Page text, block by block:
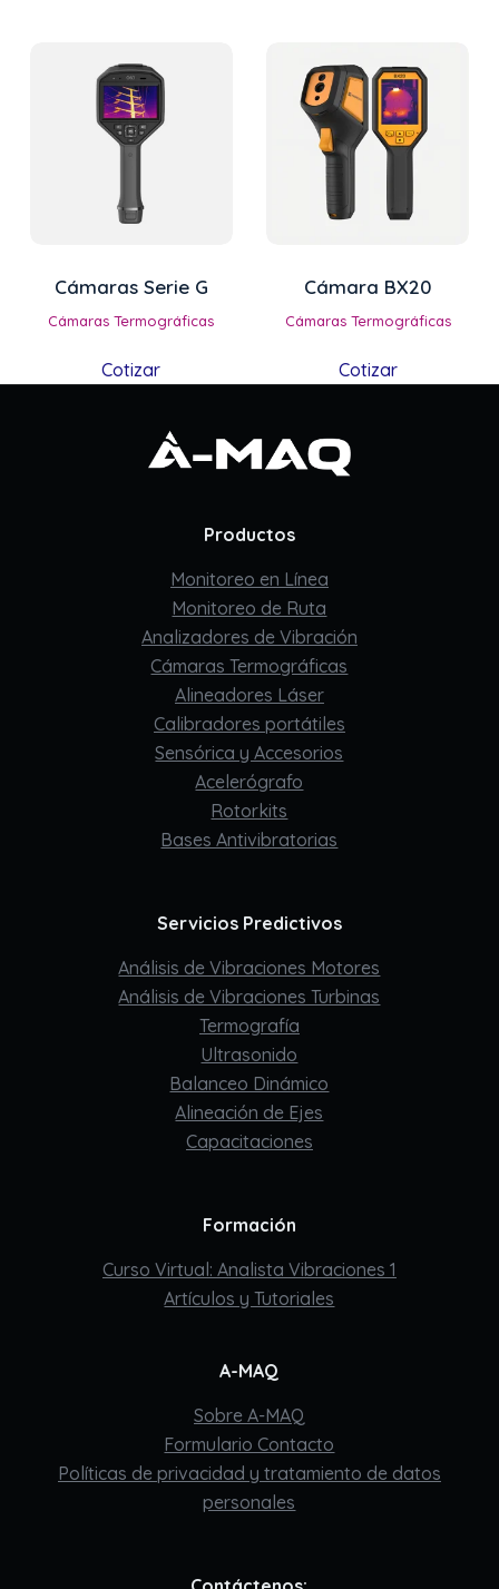
Cámaras Serie G
Cámaras Termográficas
Cotizar
Cámara BX20
Cámaras Termográficas
Cotizar
Productos
Monitoreo en Línea
Monitoreo de Ruta
Analizadores de Vibración
Cámaras Termográficas
Alineadores Láser
Calibradores portátiles
Sensórica y Accesorios
Acelerógrafo
Rotorkits
Bases Antivibratorias
Servicios Predictivos
Análisis de Vibraciones Motores
Análisis de Vibraciones Turbinas
Termografía
Ultrasonido
Balanceo Dinámico
Alineación de Ejes
Capacitaciones
Formación
Curso Virtual: Analista Vibraciones 1
Artículos y Tutoriales
A-MAQ
Sobre A-MAQ
Formulario Contacto
Políticas de privacidad y tratamiento de datos
personales